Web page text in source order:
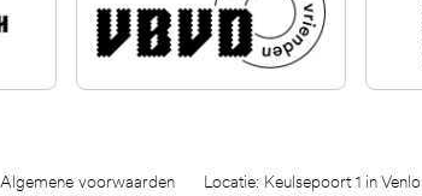
Algemene voorwaarden Locatie: Keulsepoort 1 in Venlo